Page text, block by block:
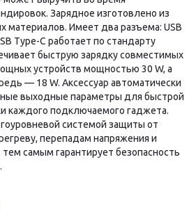
Зарядное изготовлено из
материалов. Имеет два разъема: USB
Type-C работает по стандарту
быструю зарядку совместимых
устройств мощностью 30 W, а
— 18 W. Аксессуар автоматически
выходные параметры для быстрой
каждого подключаемого гаджета.
системой защиты от
перепадам напряжения и
самым гарантирует безопасность